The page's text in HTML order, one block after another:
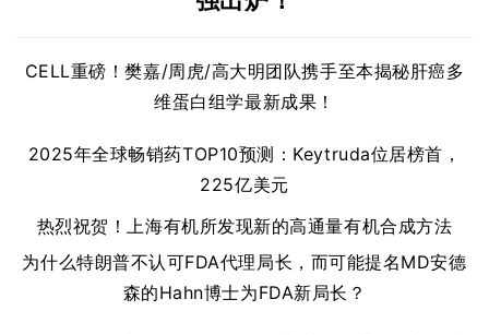
CELL重磅！樊嘉/周虎/高大明团队携手至本揭秘肝癌多
维蛋白组学最新成果！
2025年全球畅销药TOP10预测：Keytruda位居榜首，
225亿美元
热烈祝贺！上海有机所发现新的高通量有机合成方法
为什么特朗普不认可FDA代理局长，而可能提名MD安德
森的Hahn博士为FDA新局长？